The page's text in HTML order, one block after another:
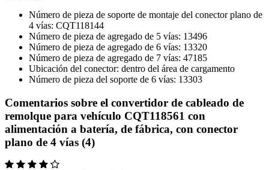
Número de pieza de soporte de montaje del conector plano de
4 vías: CQT118144
Número de pieza de agregado de 5 vías: 13496
Número de pieza de agregado de 6 vías: 13320
Número de pieza de agregado de 7 vías: 47185
Ubicación del conector: dentro del área de cargamento
Número de pieza del soporte de 6 vías: 13303
Comentarios sobre el convertidor de cableado de
remolque para vehículo CQT118561 con
alimentación a batería, de fábrica, con conector
plano de 4 vías (4)